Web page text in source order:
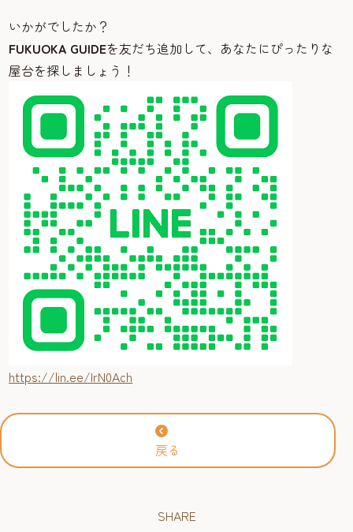
いかがでしたか？
FUKUOKA GUIDEを友だち追加して、あなたにぴったりな
屋台を探しましょう！
https://lin.ee/IrN0Ach
戻る
SHARE